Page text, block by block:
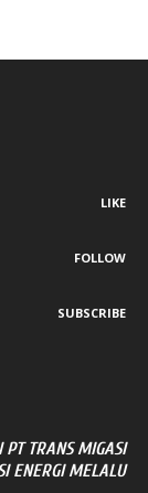
LIKE
FOLLOW
SUBSCRIBE
PT TRANS MIGASI
ENERGI MELALU